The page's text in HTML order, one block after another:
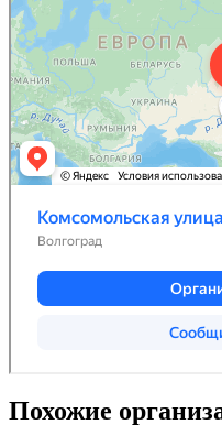
Похожие